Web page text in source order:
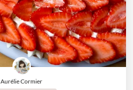
Aurélie Cormier